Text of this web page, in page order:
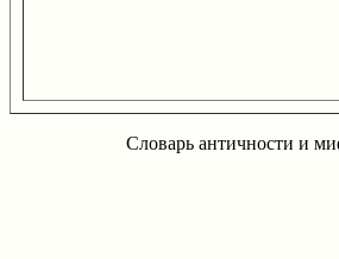
Словарь античности и